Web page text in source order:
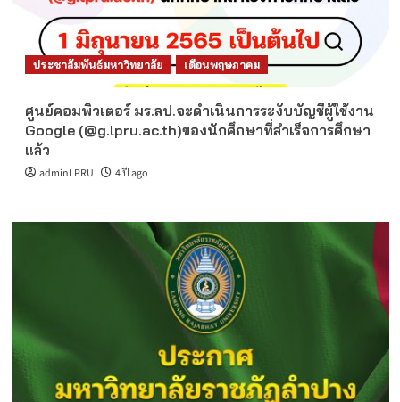
ประชาสัมพันธ์มหาวิทยาลัย เดือนพฤษภาคม
ศูนย์คอมพิวเตอร์ มร.ลป.จะดำเนินการระงับบัญชีผู้ใช้งาน
Google (@g.lpru.ac.th)ของนักศึกษาที่สำเร็จการศึกษา
แล้ว
adminLPRU 4 ปี ago